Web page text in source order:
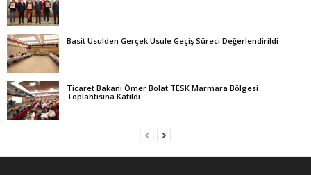
Basit Usulden Gerçek Usule Geçiş Süreci Değerlendirildi
Ticaret Bakanı Ömer Bolat TESK Marmara Bölgesi
Toplantısına Katıldı